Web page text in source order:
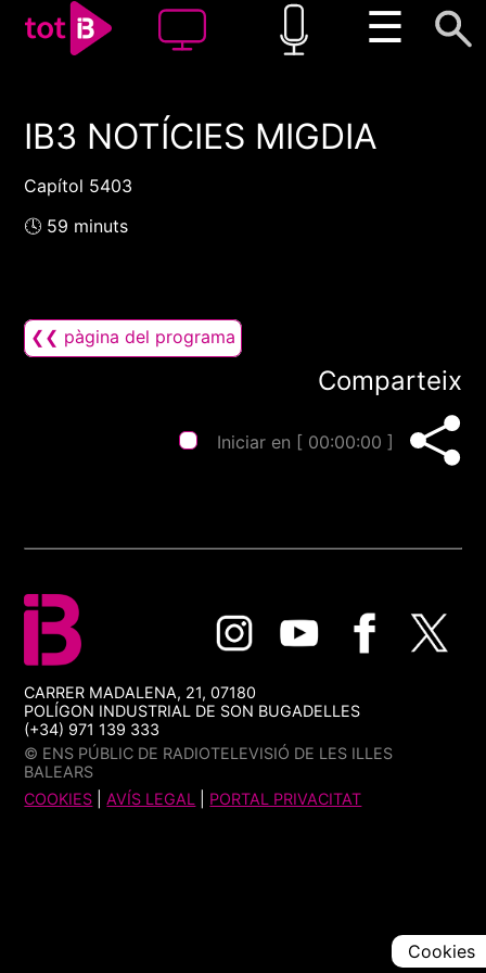
☰
00:00 00:00
IB3 NOTÍCIES MIGDIA
Capítol 5403
🕓 59 minuts
❮❮ pàgina del programa
Comparteix
Iniciar en [ 00:00:00 ]
CARRER MADALENA, 21, 07180
POLÍGON INDUSTRIAL DE SON BUGADELLES
(+34) 971 139 333
© ENS PÚBLIC DE RADIOTELEVISIÓ DE LES ILLES
BALEARS
COOKIES |AVÍS LEGAL PORTAL PRIVACITAT
Cookies